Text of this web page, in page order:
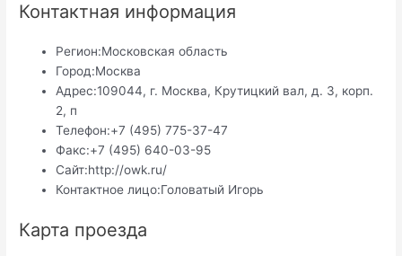
Контактная информация
Регион:Московская область
Город:Москва
Адрес:109044, г. Москва, Крутицкий вал, д. 3, корп.
2, п
Телефон:+7 (495) 775-37-47
Факс:+7 (495) 640-03-95
Сайт:http://owk.ru/
Контактное лицо:Головатый Игорь
Карта проезда